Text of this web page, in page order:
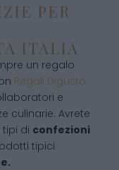
PER
ITALIA
un regalo
Regali Digusto
e
culinarie. Avrete
di confezioni
tipici